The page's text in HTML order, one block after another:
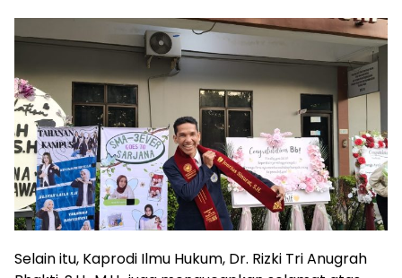
Selain itu, Kaprodi Ilmu Hukum, Dr. Rizki Tri Anugrah